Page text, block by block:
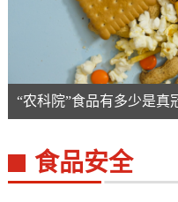
“农科院”食品有多少是真
食品安全